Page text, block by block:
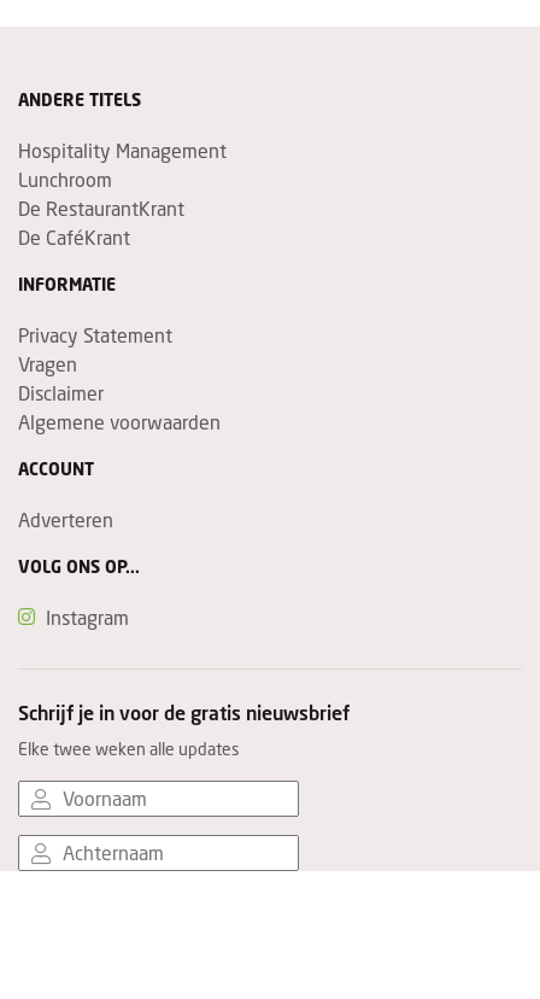
ANDERE TITELS
Hospitality Management
Lunchroom
De RestaurantKrant
De CaféKrant
INFORMATIE
Privacy Statement
Vragen
Disclaimer
Algemene voorwaarden
ACCOUNT
Adverteren
VOLG ONS OP...
Instagram
Schrijf je in voor de gratis nieuwsbrief
Elke twee weken alle updates